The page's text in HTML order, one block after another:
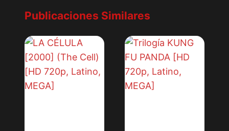
Publicaciones Similares